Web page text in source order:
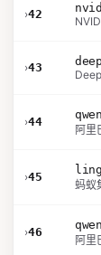
›42
›43
›44
阿里
›45
蚂蚁
›46
阿里